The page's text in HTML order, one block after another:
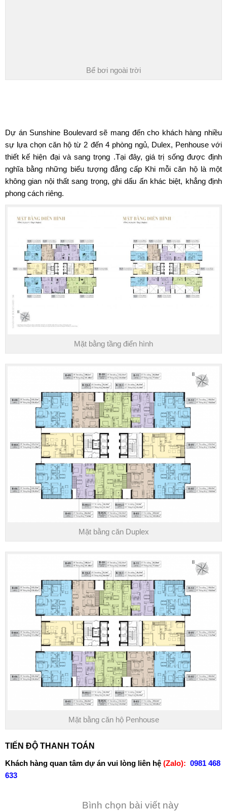
Bể bơi ngoài trời
Dự án Sunshine Boulevard sẽ mang đến cho khách hàng nhiều
sự lựa chọn căn hộ từ 2 đến 4 phòng ngủ, Dulex, Penhouse với
thiết kế hiện đại và sang trọng .Tại đây, giá trị sống được định
nghĩa bằng những biểu tượng đẳng cấp Khi mỗi căn hộ là một
không gian nội thất sang trọng, ghi dấu ấn khác biệt, khẳng định
phong cách riêng.
Mặt bằng tầng điển hình
Mặt bằng căn Duplex
Mặt bằng căn hộ Penhouse
TIẾN ĐỘ THANH TOÁN
Khách hàng quan tâm dự án vui lòng liên hệ (Zalo): 0981 468
633
Bình chọn bài viết này